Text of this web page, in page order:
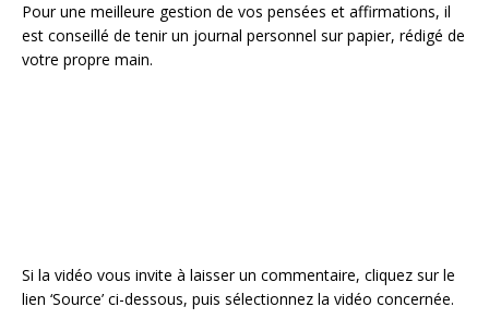
Pour une meilleure gestion de vos pensées et affirmations, il
est conseillé de tenir un journal personnel sur papier, rédigé de
votre propre main.
Si la vidéo vous invite à laisser un commentaire, cliquez sur le
lien ‘Source’ ci-dessous, puis sélectionnez la vidéo concernée.